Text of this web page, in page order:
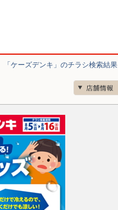
「ケーズデンキ」のチラシ検索結果